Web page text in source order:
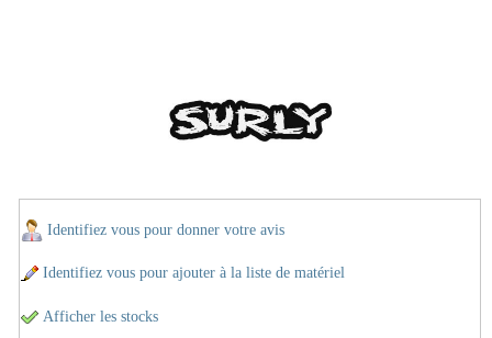
Identifiez vous pour donner votre avis
Identifiez vous pour ajouter à la liste de matériel
Afficher les stocks